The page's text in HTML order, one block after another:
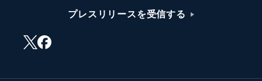
プレスリリースを受信する